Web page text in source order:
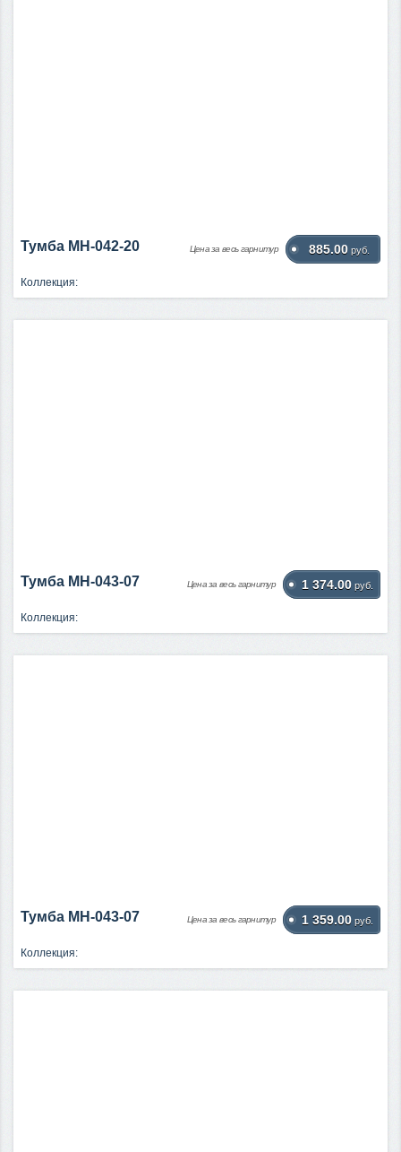
Тумба МН-042-20 Цена за весь гарнитур 885.00 руб.
Коллекция:
Тумба МН-043-07 Цена за весь гарнитур 1 374.00 руб.
Коллекция:
Тумба МН-043-07 Цена за весь гарнитур 1 359.00 руб.
Коллекция: